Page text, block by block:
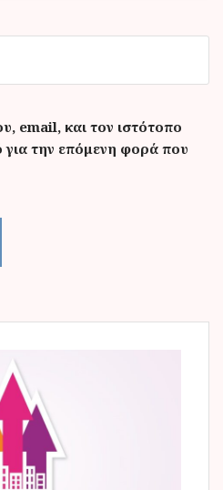
email, και τον ιστότοπο
την επόμενη φορά που